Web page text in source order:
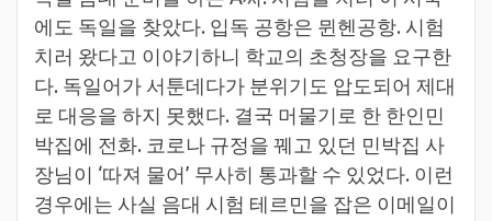
에도 독일을 찾았다. 입독 공항은 뮌헨공항. 시험
치러 왔다고 이야기하니 학교의 초청장을 요구한
다. 독일어가 서툰데다가 분위기도 압도되어 제대
로 대응을 하지 못했다. 결국 머물기로 한 한인민
박집에 전화. 코로나 규정을 꿰고 있던 민박집 사
장님이 ‘따져 물어’ 무사히 통과할 수 있었다. 이런
경우에는 사실 음대 시험 테르민을 잡은 이메일이